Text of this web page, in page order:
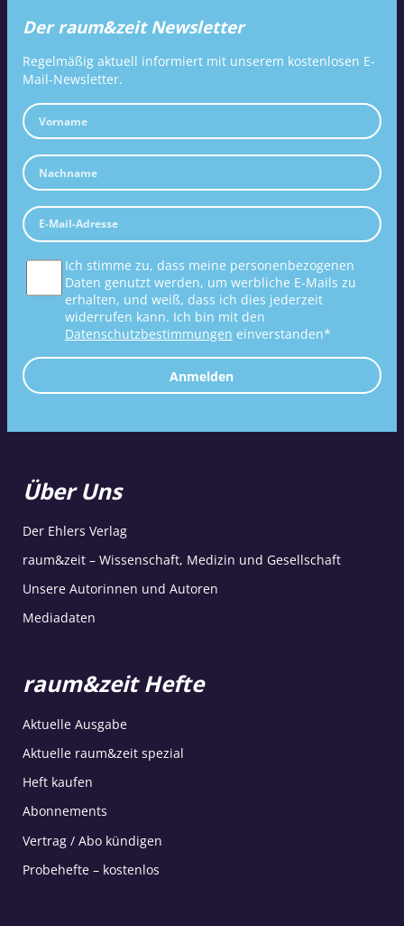
Der raum&zeit Newsletter
Regelmäßig aktuell informiert mit unserem kostenlosen E-
Mail-Newsletter.
Ich stimme zu, dass meine personenbezogenen
Daten genutzt werden, um werbliche E-Mails zu
erhalten, und weiß, dass ich dies jederzeit
widerrufen kann. Ich bin mit den
Datenschutzbestimmungen einverstanden*
Anmelden
Über Uns
Der Ehlers Verlag
raum&zeit – Wissenschaft, Medizin und Gesellschaft
Unsere Autorinnen und Autoren
Mediadaten
raum&zeit Hefte
Aktuelle Ausgabe
Aktuelle raum&zeit spezial
Heft kaufen
Abonnements
Vertrag / Abo kündigen
Probehefte – kostenlos